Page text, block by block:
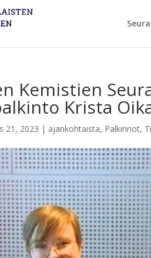
Seura
Kemistien
Krista
21, 2023 | ajankohtaista, Palkinnot,